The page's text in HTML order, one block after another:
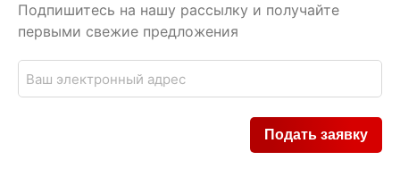
Подпишитесь на нашу рассылку и получайте
первыми свежие предложения